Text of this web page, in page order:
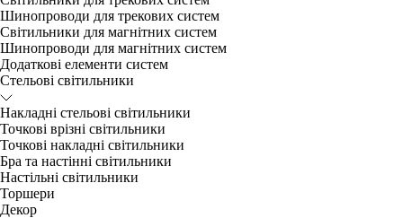
Шинопроводи для трекових систем
Світильники для магнітних систем
Шинопроводи для магнітних систем
Додаткові елементи систем
Cтельові світильники
Накладні стельові світильники
Точкові врізні світильники
Точкові накладні світильники
Бра та настінні світильники
Настільні світильники
Торшери
Декор